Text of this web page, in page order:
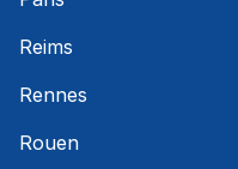
Reims
Rennes
Rouen